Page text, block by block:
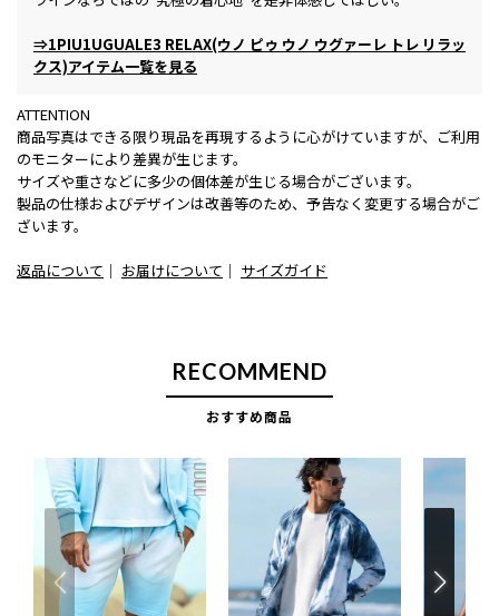
⇒1PIU1UGUALE3 RELAX(ウノ ピゥ ウノ ウグァーレ トレ リラッ
クス)アイテム一覧を見る
ATTENTION
商品写真はできる限り現品を再現するように心がけていますが、ご利用
のモニターにより差異が生じます。
サイズや重さなどに多少の個体差が生じる場合がございます。
製品の仕様およびデザインは改善等のため、予告なく変更する場合がご
ざいます。
返品について ｜ お届けについて ｜ サイズガイド
RECOMMEND
おすすめ商品